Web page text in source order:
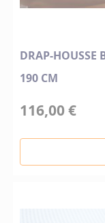
DRAP-HOUSSE
190 CM
116,00 €